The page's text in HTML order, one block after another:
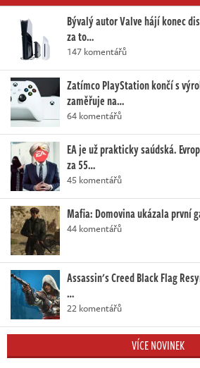
Bývalý autor Valve hájí konec
za to…
147 komentářů
Zatímco PlayStation končí s
zaměřuje na…
64 komentářů
EA je už prakticky saúdská.
za 55…
45 komentářů
Mafia: Domovina ukázala první
44 komentářů
Assassin's Creed Black Flag
…
22 komentářů
VÍCE NOVINEK